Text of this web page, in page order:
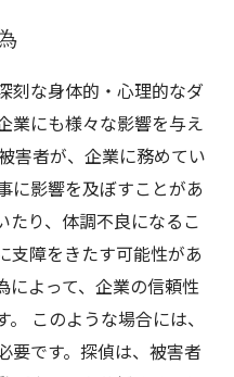
刻な身体的・心理的なダ
業にも様々な影響を与え
害者が、企業に務めてい
に影響を及ぼすことがあ
たり、体調不良になるこ
支障をきたす可能性があ
によって、企業の信頼性
このような場合には、
要です。探偵は、被害者